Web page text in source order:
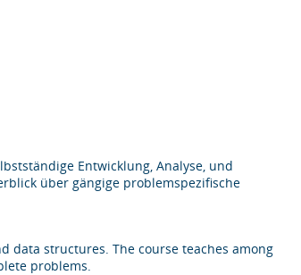
Entwicklung, Analyse, und
über gängige problemspezifische
structures. The course teaches among
problems.